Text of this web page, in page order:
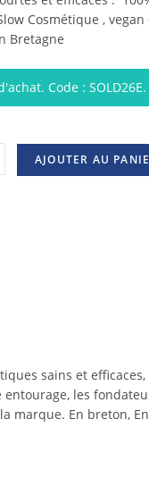
Cosmétique ,
Bretagne
Code :
AJOUTER AU
sains et
les
En breton,